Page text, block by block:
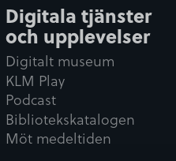
Digitala tjänster
och upplevelser
Digitalt museum
KLM Play
Podcast
Bibliotekskatalogen
Möt medeltiden